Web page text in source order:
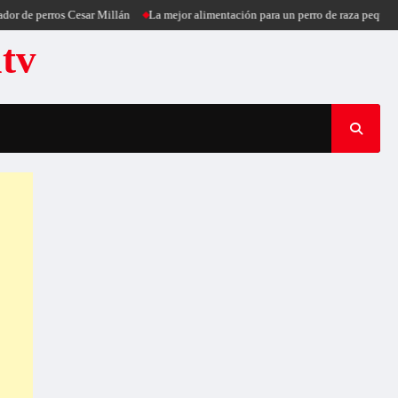
perros Cesar Millán La mejor alimentación para un perro de raza pequeña